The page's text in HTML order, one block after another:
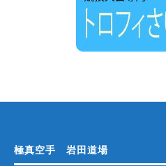
極真空手 岩田道場